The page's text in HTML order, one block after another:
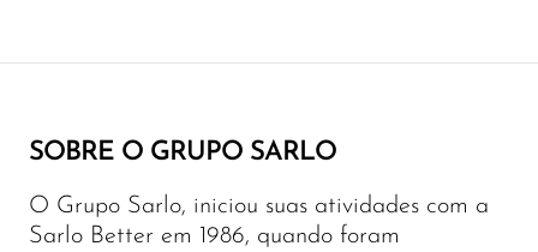
SOBRE O GRUPO SARLO
O Grupo Sarlo, iniciou suas atividades com a
Sarlo Better em 1986, quando foram